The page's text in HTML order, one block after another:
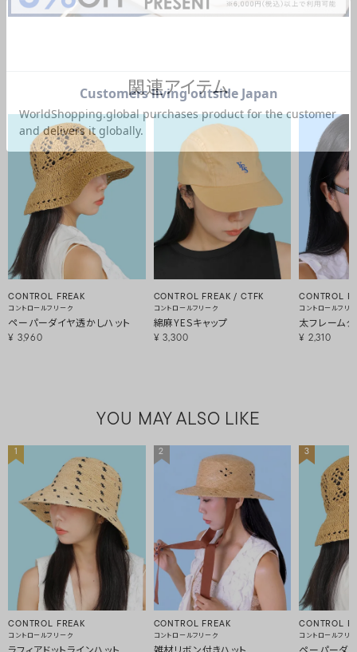
関連アイテム
CONTROL FREAK
コントロールフリーク
ペーパーダイヤ透かしハット
¥ 3,960
CONTROL FREAK / CTFK
コントロールフリーク
綿麻YESキャップ
¥ 3,300
CONTROL
コントロールフリ
太フレーム
¥ 2,310
YOU MAY ALSO LIKE
1
CONTROL FREAK
コントロールフリーク
ラフィアドットラインハット
2
CONTROL FREAK
コントロールフリーク
雑材リボン付きハット
3
CONTROL
コントロールフリ
ペーパーダ